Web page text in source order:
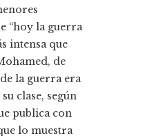
“hoy la guerra
intensa que
de
la guerra era
clase, según
publica con
lo muestra